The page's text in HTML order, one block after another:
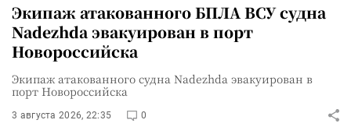
Экипаж атакованного БПЛА ВСУ судна
Nadezhda эвакуирован в порт
Новороссийска
Экипаж атакованного судна Nadezhda эвакуирован в
порт Новороссийска
3 августа 2026, 22:35 0